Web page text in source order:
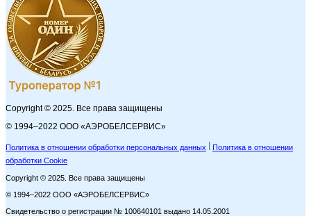
Copyright © 2025. Все права защищены
© 1994–2022 ООО «АЭРОБЕЛСЕРВИС»
Политика в отношении обработки персональных данных
Политика в отношении
обработки Cookie
Copyright © 2025. Все права защищены
© 1994–2022 ООО «АЭРОБЕЛСЕРВИС»
Свидетельство о регистрации № 100640101 выдано 14.05.2001